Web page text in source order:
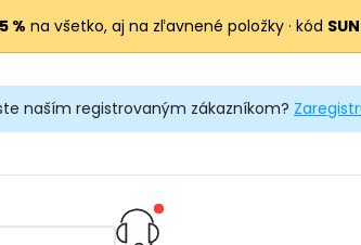
% na všetko, aj na zľavnené položky · kód
naším registrovaným zákazníkom?